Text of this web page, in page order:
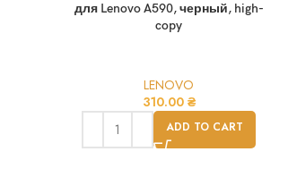
для Lenovo A590, черный, high-
copy
LENOVO
310.00 ₴
ADD TO CART